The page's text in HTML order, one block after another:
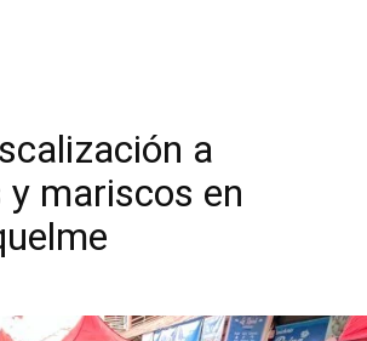
a
y mariscos en